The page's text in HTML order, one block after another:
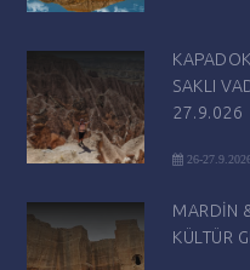
SAKLI
27.9.026
26-
MARDİN
KÜLTÜR